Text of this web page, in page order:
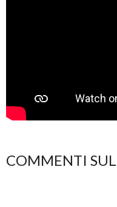
COMMENTI